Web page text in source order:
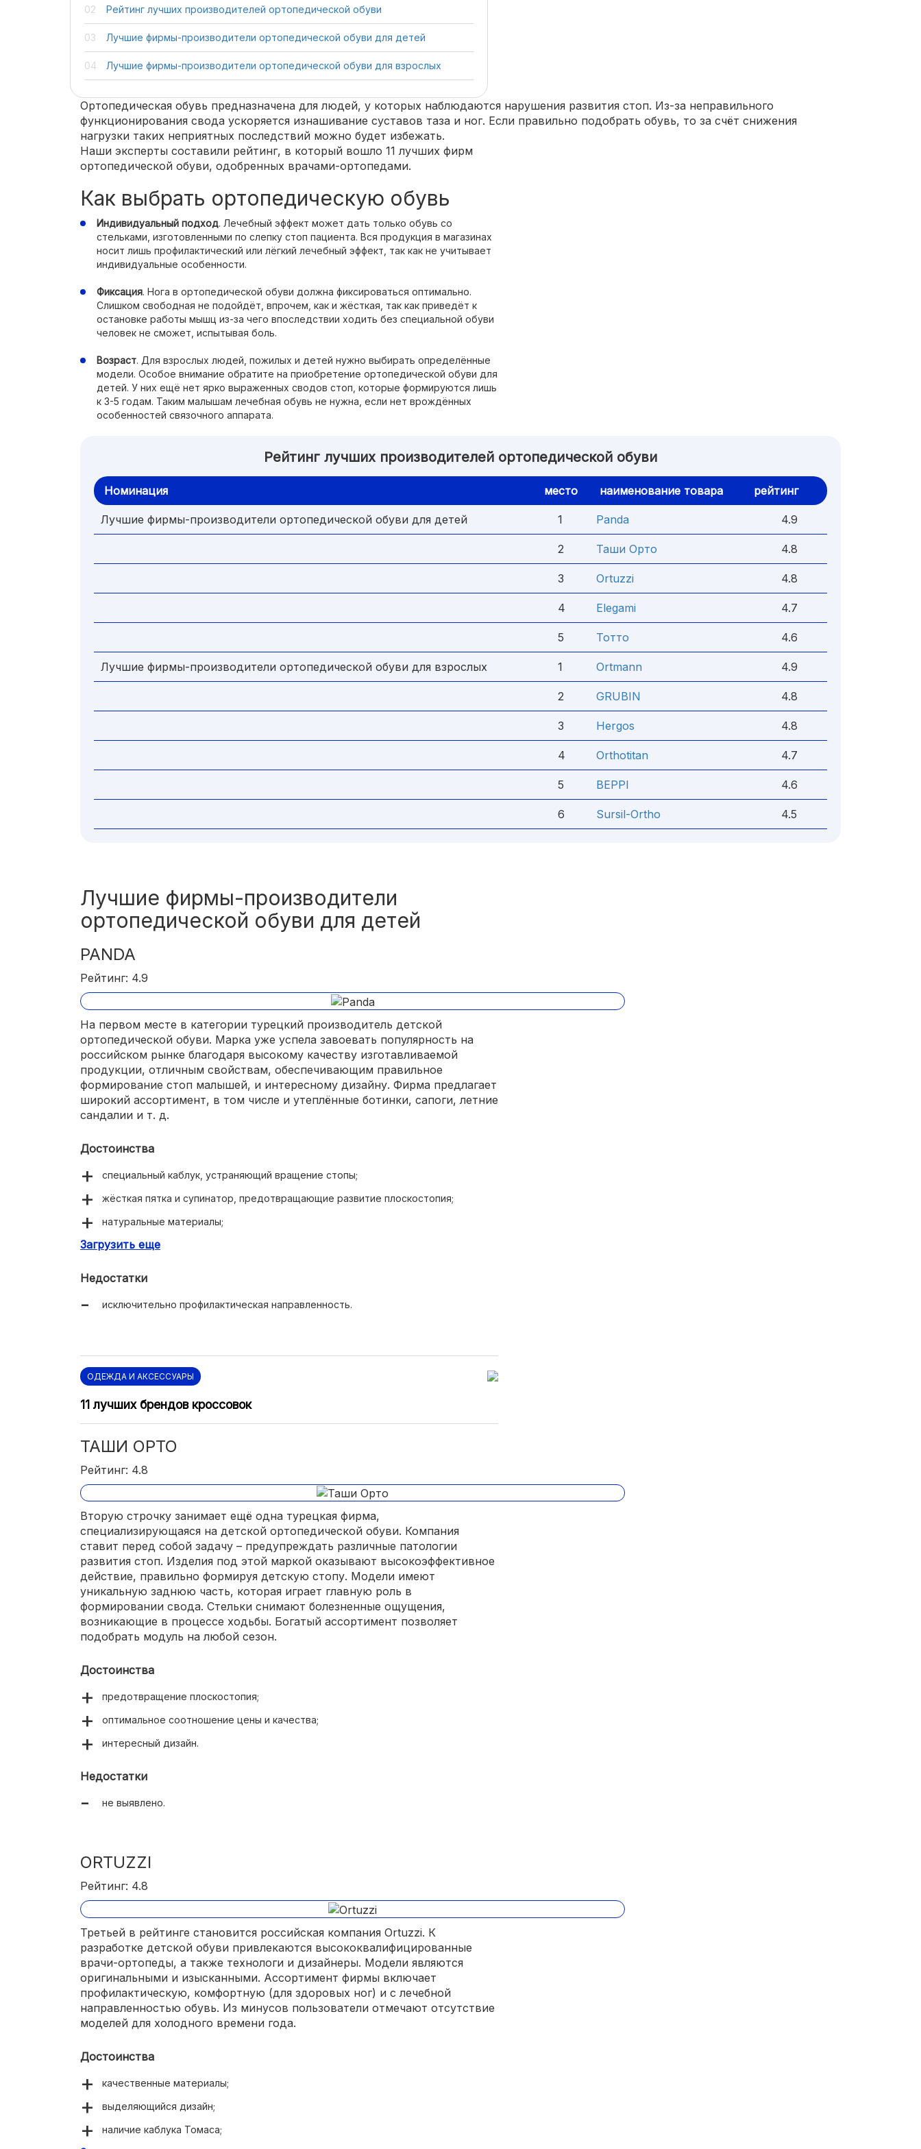
Рейтинг лучших производителей ортопедической обуви
Лучшие фирмы-производители ортопедической обуви для детей
Лучшие фирмы-производители ортопедической обуви для взрослых
Ортопедическая обувь предназначена для людей, у которых наблюдаются нарушения развития стоп. Из-за неправильного
функционирования свода ускоряется изнашивание суставов таза и ног. Если правильно подобрать обувь, то за счёт снижения
нагрузки таких неприятных последствий можно будет избежать.
Наши эксперты составили рейтинг, в который вошло 11 лучших фирм
ортопедической обуви, одобренных врачами-ортопедами.
Как выбрать ортопедическую обувь
Индивидуальный подход. Лечебный эффект может дать только обувь со
стельками, изготовленными по слепку стоп пациента. Вся продукция в магазинах
носит лишь профилактический или лёгкий лечебный эффект, так как не учитывает
индивидуальные особенности.
Фиксация. Нога в ортопедической обуви должна фиксироваться оптимально.
Слишком свободная не подойдёт, впрочем, как и жёсткая, так как приведёт к
остановке работы мышц из-за чего впоследствии ходить без специальной обуви
человек не сможет, испытывая боль.
Возраст. Для взрослых людей, пожилых и детей нужно выбирать определённые
модели. Особое внимание обратите на приобретение ортопедической обуви для
детей. У них ещё нет ярко выраженных сводов стоп, которые формируются лишь
к 3-5 годам. Таким малышам лечебная обувь не нужна, если нет врождённых
особенностей связочного аппарата.
Рейтинг лучших производителей ортопедической обуви
Номинация место наименование товара рейтинг
Лучшие фирмы-производители ортопедической обуви для детей 1 Panda 4.9
2 Таши Орто 4.8
3 Ortuzzi 4.8
4 Elegami 4.7
5 Тотто 4.6
Лучшие фирмы-производители ортопедической обуви для взрослых 1 Ortmann 4.9
2 GRUBIN 4.8
3 Hergos 4.8
4 Orthotitan 4.7
5 BEPPI 4.6
6 Sursil-Ortho 4.5
Лучшие фирмы-производители
ортопедической обуви для детей
PANDA
Рейтинг: 4.9
На первом месте в категории турецкий производитель детской
ортопедической обуви. Марка уже успела завоевать популярность на
российском рынке благодаря высокому качеству изготавливаемой
продукции, отличным свойствам, обеспечивающим правильное
формирование стоп малышей, и интересному дизайну. Фирма предлагает
широкий ассортимент, в том числе и утеплённые ботинки, сапоги, летние
сандалии и т. д.
Достоинства
специальный каблук, устраняющий вращение стопы;
жёсткая пятка и супинатор, предотвращающие развитие плоскостопия;
натуральные материалы;
ценовая доступность.
Загрузить еще
Недостатки
исключительно профилактическая направленность.
ОДЕЖДА И АКСЕССУАРЫ
11 лучших брендов кроссовок
ТАШИ ОРТО
Рейтинг: 4.8
Вторую строчку занимает ещё одна турецкая фирма,
специализирующаяся на детской ортопедической обуви. Компания
ставит перед собой задачу – предупреждать различные патологии
развития стоп. Изделия под этой маркой оказывают высокоэффективное
действие, правильно формируя детскую стопу. Модели имеют
уникальную заднюю часть, которая играет главную роль в
формировании свода. Стельки снимают болезненные ощущения,
возникающие в процессе ходьбы. Богатый ассортимент позволяет
подобрать модуль на любой сезон.
Достоинства
предотвращение плоскостопия;
оптимальное соотношение цены и качества;
интересный дизайн.
Недостатки
не выявлено.
ORTUZZI
Рейтинг: 4.8
Третьей в рейтинге становится российская компания Ortuzzi. К
разработке детской обуви привлекаются высококвалифицированные
врачи-ортопеды, а также технологи и дизайнеры. Модели являются
оригинальными и изысканными. Ассортимент фирмы включает
профилактическую, комфортную (для здоровых ног) и с лечебной
направленностью обувь. Из минусов пользователи отмечают отсутствие
моделей для холодного времени года.
Достоинства
качественные материалы;
выделяющийся дизайн;
наличие каблука Томаса;